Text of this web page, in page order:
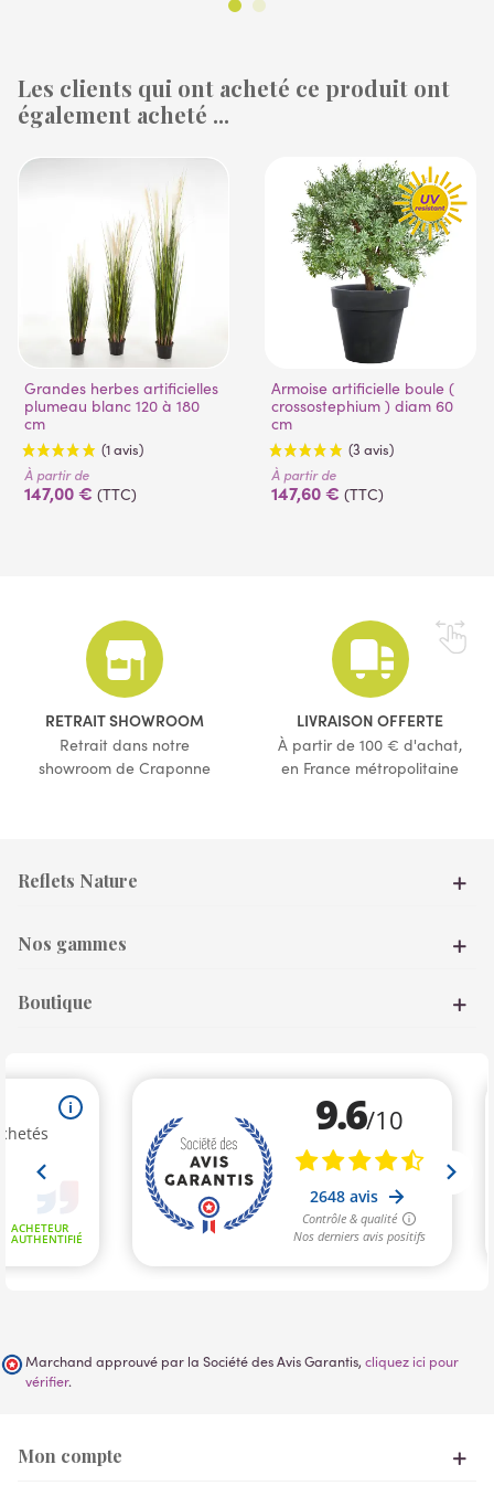
Les clients qui ont acheté ce produit ont
également acheté ...
Grandes herbes artificielles
plumeau blanc 120 à 180
cm
(1 avis)
À partir de
147,00 € (TTC)
Armoise artificielle boule (
crossostephium ) diam 60
cm
(3 avis)
À partir de
147,60 € (TTC)
RETRAIT SHOWROOM
Retrait dans notre
showroom de Craponne
LIVRAISON OFFERTE
À partir de 100 € d'achat,
en France métropolitaine
Reflets Nature
Nos gammes
Boutique
Marchand approuvé par la Société des Avis Garantis, cliquez ici pour
vérifier.
Mon compte